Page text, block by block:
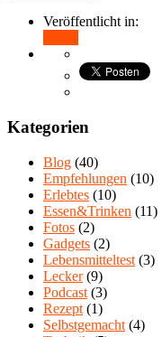
Veröffentlicht in:
Kategorien
Blog (40)
Empfehlungen (10)
Erlebtes (10)
Essen&Trinken (11)
Fotos (2)
Gadgets (2)
Lebensmitteltest (3)
Lecker(9)
Podcast (3)
Rezept (1)
Selbstgemacht (4)